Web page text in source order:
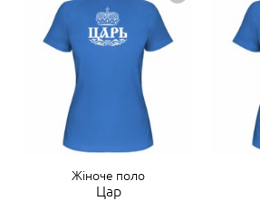
Жіноче поло
Цар